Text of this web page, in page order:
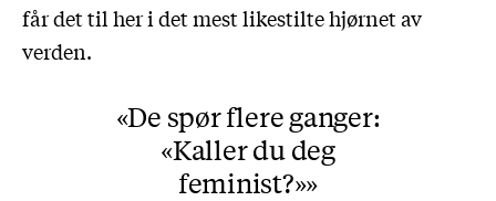
får det til her i det mest likestilte hjørnet av
verden.
De spør flere ganger:
«Kaller du deg
feminist?»